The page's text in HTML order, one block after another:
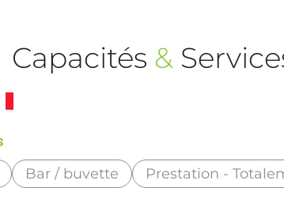
Capacités &
Bar / buvette Prestation -